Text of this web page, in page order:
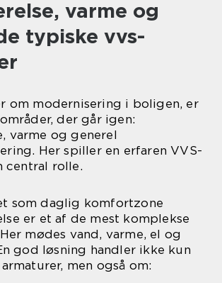
varme og
typiske vvs-
om modernisering i boligen, er
der går igen:
varme og generel
Her spiller en erfaren VVS-
central rolle.
som daglig komfortzone
er et af de mest komplekse
mødes vand, varme, el og
god løsning handler ikke kun
men også om: